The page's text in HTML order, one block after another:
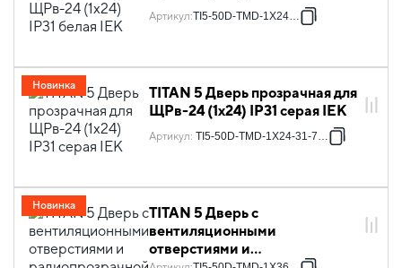
Артикул:TI5-50D-TMD-1X24-31
TITAN 5 Дверь прозрачная для
ЩРв-24 (1х24) IP31 серая IEK
Артикул: TI5-50D-TMD-1X24-31-7035
Новинка
TITAN 5 Дверь с
вентиляционными
отверстиями и
Новинка